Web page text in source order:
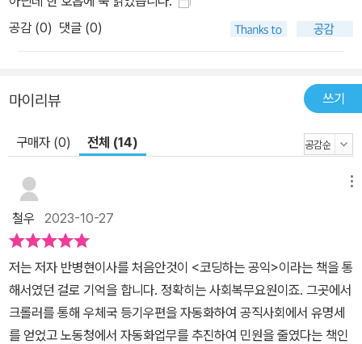
공감 (0) 댓글 (0)
마이리뷰 쓰기
구매자 (0) 전체 (14)
철우 2023-10-27
저는 저자 반병현이사를 처음안것이 <코딩하는 공익>이라는 책을 통
해서였던 걸로 기억을 합니다. 정확히는 사회복무요원이죠. 그곳에서
크롤러를 통해 우체국 등기우편을 자동화하여 공직사회에서 유명세
를 얻었고 노동청에서 자동화업무를 추진하여 민원을 줄였다는 책인